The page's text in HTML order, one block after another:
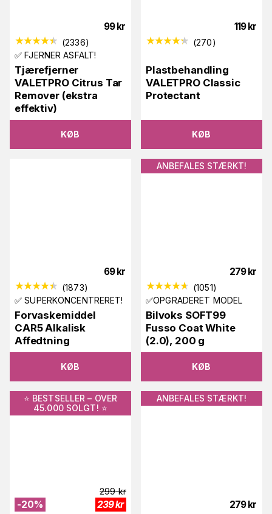
99 kr
(2336)
✅ FJERNER ASFALT!
Tjærefjerner
VALETPRO Citrus Tar
Remover (ekstra
effektiv)
KØB
119 kr
(270)
Plastbehandling
VALETPRO Classic
Protectant
KØB
69 kr
(1873)
✅ SUPERKONCENTRERET!
Forvaskemiddel
CAR5 Alkalisk
Affedtning
KØB
ANBEFALES STÆRKT!
279 kr
(1051)
✅OPGRADERET MODEL
Bilvoks SOFT99
Fusso Coat White
(2.0), 200 g
KØB
⭐️ BESTSELLER – OVER
45.000 SOLGT! ⭐️
-20%
299 kr
239kr
ANBEFALES STÆRKT!
279 kr